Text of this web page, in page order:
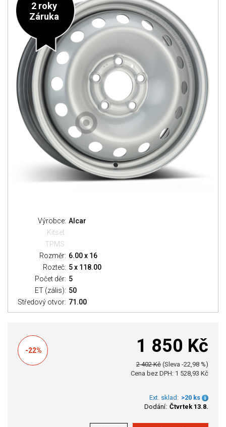
2 roky
Záruka
Výrobce: Alcar
Kitset:
TPMS:
Rozměr: 6.00 x 16
Rozteč: 5 x 118.00
Počet děr: 5
ET (zális): 50
Středový otvor: 71.00
-22% 1 850 Kč
2 402 Kč (Sleva -22,98 %)
Cena bez DPH: 1 528,93 Kč
Ext. sklad: >20 ks
Dodání: Čtvrtek 13.8.